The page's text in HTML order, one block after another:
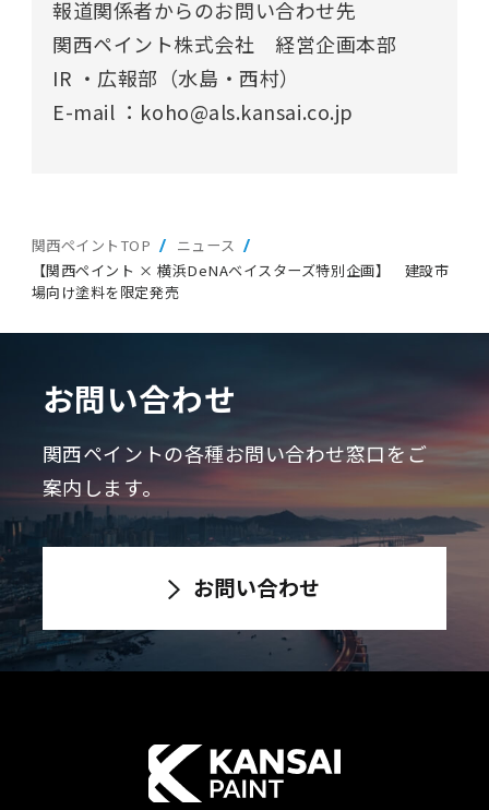
報道関係者からのお問い合わせ先
関西ペイント株式会社 経営企画本部
IR ・広報部（水島・西村）
E-mail ：koho@als.kansai.co.jp
関西ペイントTOP
ニュース
【関西ペイント × 横浜DeNAベイスターズ特別企画】 建設市
場向け塗料を限定発売
お問い合わせ
関西ペイントの各種お問い合わせ窓口をご
案内します。
お問い合わせ